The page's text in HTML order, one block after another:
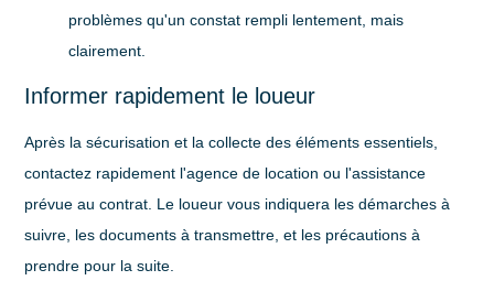
problèmes qu'un constat rempli lentement, mais
clairement.
Informer rapidement le loueur
Après la sécurisation et la collecte des éléments essentiels,
contactez rapidement l'agence de location ou l'assistance
prévue au contrat. Le loueur vous indiquera les démarches à
suivre, les documents à transmettre, et les précautions à
prendre pour la suite.